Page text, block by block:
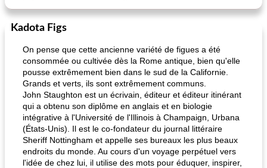
Kadota Figs
On pense que cette ancienne variété de figues a été
consommée ou cultivée dès la Rome antique, bien qu'elle
pousse extrêmement bien dans le sud de la Californie.
Grands et verts, ils sont extrêmement communs.
John Staughton est un écrivain, éditeur et éditeur itinérant
qui a obtenu son diplôme en anglais et en biologie
intégrative à l'Université de l'Illinois à Champaign, Urbana
(États-Unis). Il est le co-fondateur du journal littéraire
Sheriff Nottingham et appelle ses bureaux les plus beaux
endroits du monde. Au cours d'un voyage perpétuel vers
l'idée de chez lui, il utilise des mots pour éduquer, inspirer,